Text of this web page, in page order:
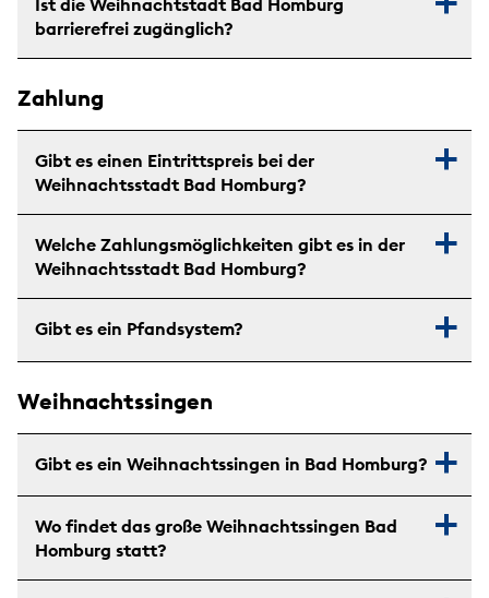
barrierefrei zugänglich?
Zahlung
Gibt es einen Eintrittspreis bei der
Weihnachtsstadt Bad Homburg?
Welche Zahlungsmöglichkeiten gibt es in der
Weihnachtsstadt Bad Homburg?
Gibt es ein Pfandsystem?
Weihnachtssingen
Gibt es ein Weihnachtssingen in Bad Homburg?
Wo findet das große Weihnachtssingen Bad
Homburg statt?